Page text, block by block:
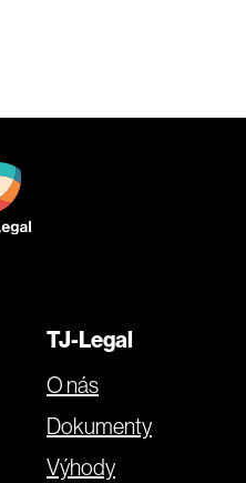
TJ-Legal
O nás
Dokumenty
Výhody